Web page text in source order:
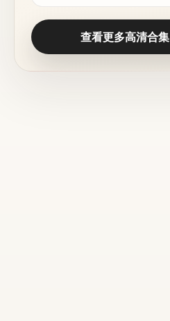
查看更多高清合集